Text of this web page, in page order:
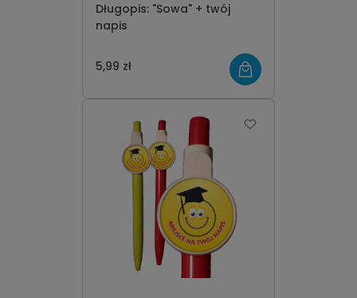
Długopis: "Sowa" + twój
napis
5,99 zł